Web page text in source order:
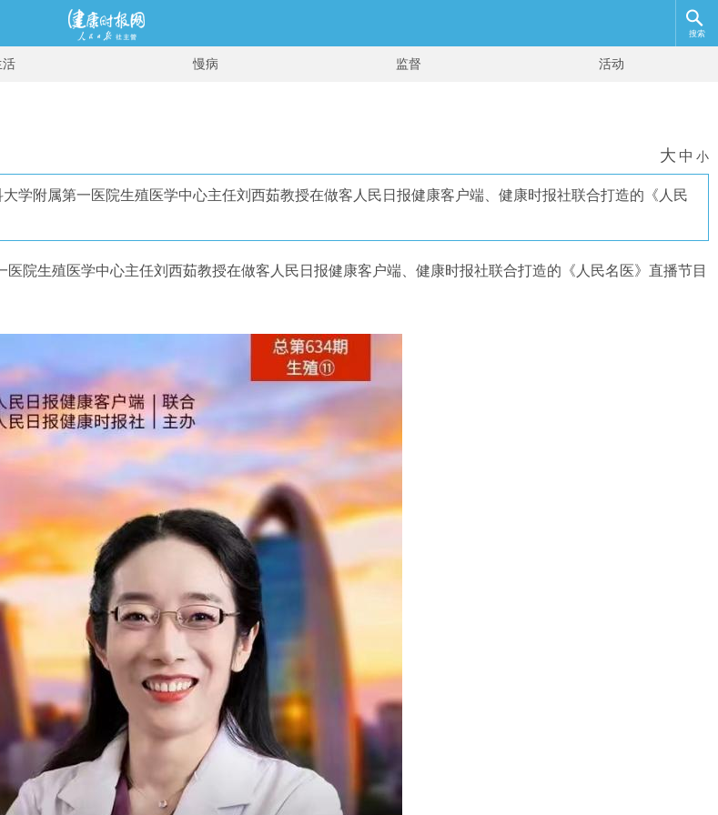
搜索
活 慢病 监督 活动
大 中 小
学附属第一医院生殖医学中心主任刘西茹教授在做客人民日报健康客户端、健康时报社联合打造的《人民
院生殖医学中心主任刘西茹教授在做客人民日报健康客户端、健康时报社联合打造的《人民名医》直播节目